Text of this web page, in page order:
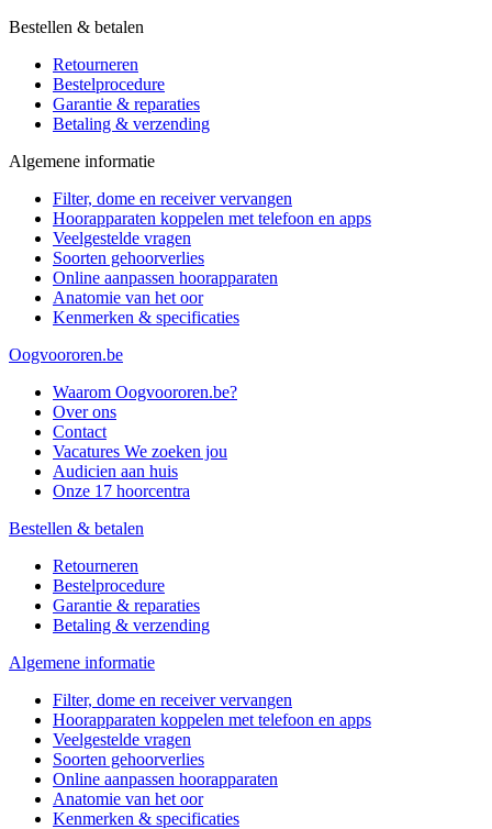
Bestellen & betalen
Retourneren
Bestelprocedure
Garantie & reparaties
Betaling & verzending
Algemene informatie
Filter, dome en receiver vervangen
Hoorapparaten koppelen met telefoon en apps
Veelgestelde vragen
Soorten gehoorverlies
Online aanpassen hoorapparaten
Anatomie van het oor
Kenmerken & specificaties
Oogvoororen.be
Waarom Oogvoororen.be?
Over ons
Contact
Vacatures We zoeken jou
Audicien aan huis
Onze 17 hoorcentra
Bestellen & betalen
Retourneren
Bestelprocedure
Garantie & reparaties
Betaling & verzending
Algemene informatie
Filter, dome en receiver vervangen
Hoorapparaten koppelen met telefoon en apps
Veelgestelde vragen
Soorten gehoorverlies
Online aanpassen hoorapparaten
Anatomie van het oor
Kenmerken & specificaties